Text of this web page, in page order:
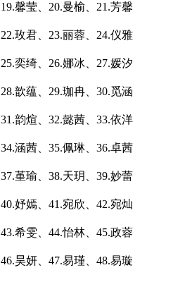
19.馨莹、20.曼榆、21.芳馨
22.玫君、23.丽蓉、24.仪雅
25.奕绮、26.娜冰、27.媛汐
28.歆蕴、29.珈冉、30.觅涵
31.韵煊、32.懿茜、33.依洋
34.涵茜、35.佩琳、36.卓茜
37.堇瑜、38.天玥、39.妙蕾
40.妤嫣、41.宛欣、42.宛灿
43.希雯、44.怡林、45.政蓉
46.昊妍、47.易瑾、48.易璇